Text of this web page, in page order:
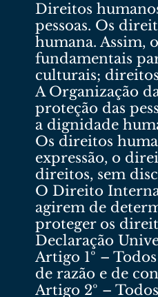
Direitos
pessoas. Os
humana. Assim,
fundamentais
culturais;
A Organização
proteção das
a dignidade
Os direitos
expressão, o
direitos, sem
O Direito
agirem de
proteger os
Declaração
Artigo 1º –
de razão e de
Artigo 2º –